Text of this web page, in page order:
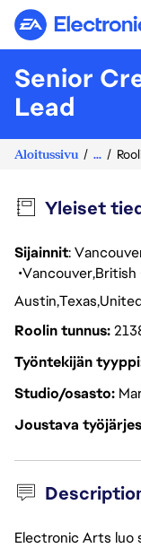
Senior
Lead
Aloitussivu ...
Yleiset
Sijainnit:
VancouverBritish
AustinTexas
Roolin tunnus
Työntekijän
Studio/osasto
Joustava
Electronic Arts luo